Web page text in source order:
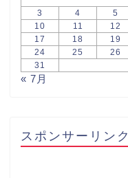
3
4 5
10
11 12
17
18 19
24
25 26
31
« 7月
スポンサーリンク